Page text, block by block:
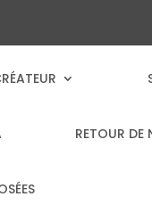
RETOUR DE